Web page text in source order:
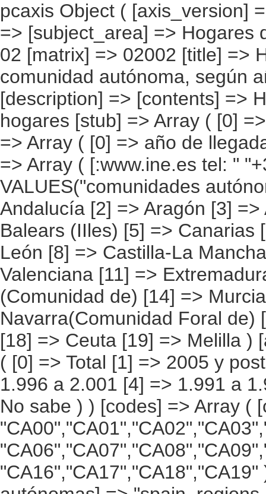
pcaxis Object ( [axis_version] => [creation_date] => 20080709 [note] => [subject_area] => Hogares de los inmigrantes [subject_code] => 02 [matrix] => 02002 [title] => Hogares con inmigrantes por comunidad autónoma, según año de llegada del pionero [description] => [contents] => Hogares con inmigrantes [units] => hogares [stub] => Array ( [0] => comunidades autónomas ) [heading] => Array ( [0] => año de llegada del pionero ) [prestext] => [values] => Array ( [:www.ine.es tel: " "+34 91 5839100 "; VALUES("comunidades autónomas] => Array ( [0] => Total [1] => Andalucía [2] => Aragón [3] => Asturias (Principado de) [4] => Balears (IIles) [5] => Canarias [6] => Cantabria [7] => Castilla y León [8] => Castilla-La Mancha [9] => Catalunya [10] => Comunitat Valenciana [11] => Extremadura [12] => Galicia [13] => Madrid (Comunidad de) [14] => Murcia(Región de) [15] => Navarra(Comunidad Foral de) [16] => País Vasco [17] => Rioja (La) [18] => Ceuta [19] => Melilla ) [año de llegada del pionero] => Array ( [0] => Total [1] => 2005 y posteriores [2] => 2.002 a 2.004 [3] => 1.996 a 2.001 [4] => 1.991 a 1.995 [5] => 1.990 y anteriores [6] => No sabe ) ) [codes] => Array ( [comunidades autónomas] => "CA00","CA01","CA02","CA03","CA04","CA05", "CA06","CA07","CA08","CA09","CA10","CA11","CA12","CA13","CA14","CA15", "CA16","CA17","CA18","CA19" ) [map] => Array ( [comunidades autónomas] => "spain_regions_img_ind" ) [decimals] => 0 [showdecimals] => 0 [source] => Instituto Nacional de Estadística [contact] => INE Difusión. Internet: www.ine.es/infoine [copyright] => YES [infofile] => [data] => Array ( [0] => Array ( [0] => [1] =>